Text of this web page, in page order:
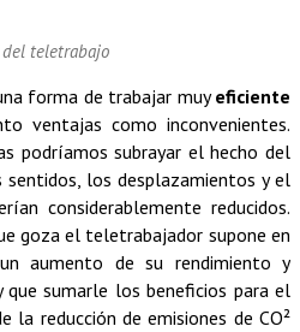
teletrabajo
forma de trabajar muyeficiente
ventajas como inconvenientes.
podríamos subrayar el hecho del
los desplazamientos y el
considerablemente reducidos.
goza el teletrabajador supone en
aumento de su rendimiento y
sumarle los beneficios para el
la reducción de emisiones de CO²